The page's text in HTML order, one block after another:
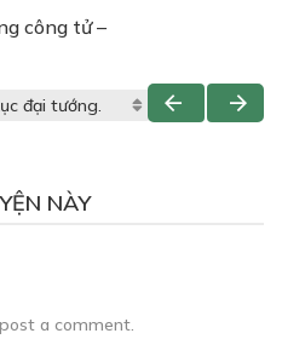
công tử –
NÀY
a comment.